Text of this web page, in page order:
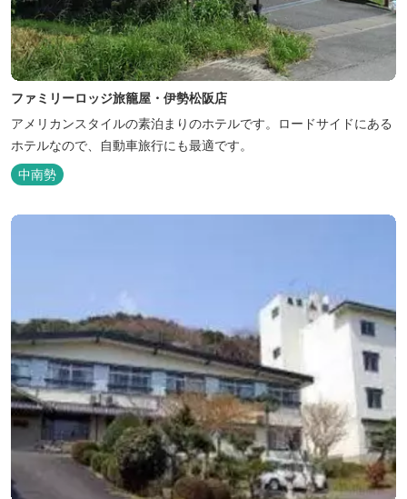
ファミリーロッジ旅籠屋・伊勢松阪店
アメリカンスタイルの素泊まりのホテルです。ロードサイドにある
ホテルなので、自動車旅行にも最適です。
中南勢